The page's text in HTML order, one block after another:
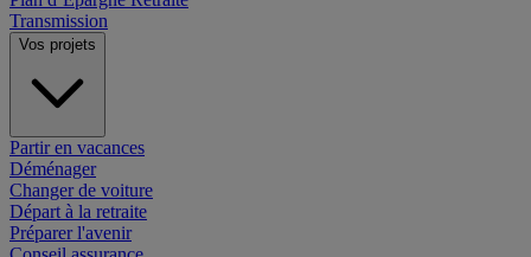
Transmission
Vos projets
Partir en vacances
Déménager
Changer de voiture
Départ à la retraite
Préparer l'avenir